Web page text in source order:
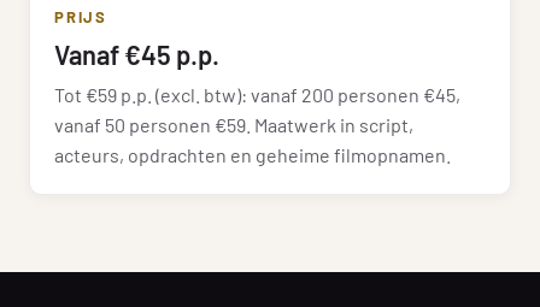
PRIJS
Vanaf €45 p.p.
Tot €59 p.p. (excl. btw): vanaf 200 personen €45,
vanaf 50 personen €59. Maatwerk in script,
acteurs, opdrachten en geheime filmopnamen.